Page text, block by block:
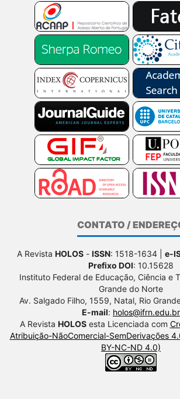
CONTATO /
A Revista HOLOS - ISSN: 1518-1634 | e-
Prefixo DOI: 10.15628
Instituto Federal de Educação, Ciência e
Grande do Norte
Av. Salgado Filho, 1559, Natal, Rio
E-mail: holos@ifrn.edu.br
A Revista HOLOSesta Licenciada com
Atribuição-NãoComercial-SemDerivações
BY-NC-ND 4.0)